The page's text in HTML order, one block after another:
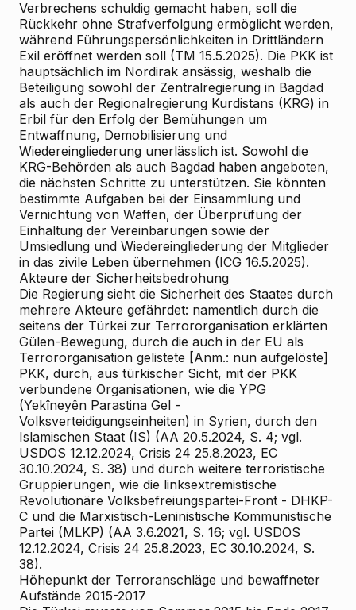
Verbrechens schuldig gemacht haben, soll die
Rückkehr ohne Strafverfolgung ermöglicht werden,
während Führungspersönlichkeiten in Drittländern
Exil eröffnet werden soll (TM 15.5.2025). Die PKK ist
hauptsächlich im Nordirak ansässig, weshalb die
Beteiligung sowohl der Zentralregierung in Bagdad
als auch der Regionalregierung Kurdistans (KRG) in
Erbil für den Erfolg der Bemühungen um
Entwaffnung, Demobilisierung und
Wiedereingliederung unerlässlich ist. Sowohl die
KRG-Behörden als auch Bagdad haben angeboten,
die nächsten Schritte zu unterstützen. Sie könnten
bestimmte Aufgaben bei der Einsammlung und
Vernichtung von Waffen, der Überprüfung der
Einhaltung der Vereinbarungen sowie der
Umsiedlung und Wiedereingliederung der Mitglieder
in das zivile Leben übernehmen (ICG 16.5.2025).
Akteure der Sicherheitsbedrohung
Die Regierung sieht die Sicherheit des Staates durch
mehrere Akteure gefährdet: namentlich durch die
seitens der Türkei zur Terrororganisation erklärten
Gülen-Bewegung, durch die auch in der EU als
Terrororganisation gelistete [Anm.: nun aufgelöste]
PKK, durch, aus türkischer Sicht, mit der PKK
verbundene Organisationen, wie die YPG
(Yekîneyên Parastina Gel -
Volksverteidigungseinheiten) in Syrien, durch den
Islamischen Staat (IS) (AA 20.5.2024, S. 4; vgl.
USDOS 12.12.2024, Crisis 24 25.8.2023, EC
30.10.2024, S. 38) und durch weitere terroristische
Gruppierungen, wie die linksextremistische
Revolutionäre Volksbefreiungspartei-Front - DHKP-
C und die Marxistisch-Leninistische Kommunistische
Partei (MLKP) (AA 3.6.2021, S. 16; vgl. USDOS
12.12.2024, Crisis 24 25.8.2023, EC 30.10.2024, S.
38).
Höhepunkt der Terroranschläge und bewaffneter
Aufstände 2015-2017